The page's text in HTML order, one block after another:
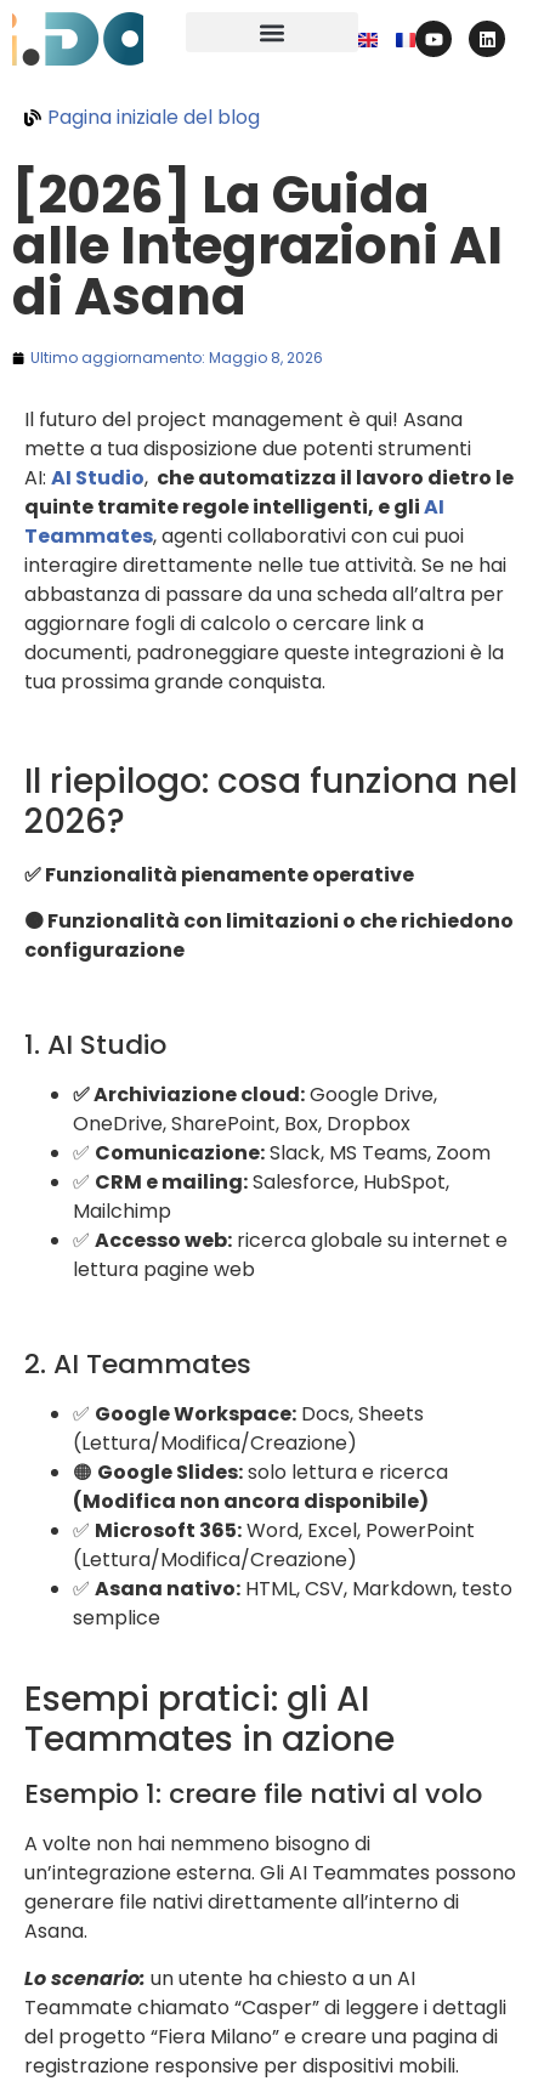
Pagina iniziale del blog
[2026] La Guida
alle Integrazioni AI
di Asana
Ultimo aggiornamento: Maggio 8, 2026
Il futuro del project management è qui! Asana
mette a tua disposizione due potenti strumenti
AI: AI Studio, che automatizza il lavoro dietro le
quinte tramite regole intelligenti, e gliAI
Teammates, agenti collaborativi con cui puoi
interagire direttamente nelle tue attività. Se ne hai
abbastanza di passare da una scheda all’altra per
aggiornare fogli di calcolo o cercare link a
documenti, padroneggiare queste integrazioni è la
tua prossima grande conquista.
Il riepilogo: cosa funziona nel
2026?
✅ Funzionalità pienamente operative
🟠 Funzionalità con limitazioni o che richiedono
configurazione
1. AI Studio
✅ Archiviazione cloud:Google Drive,
OneDrive, SharePoint, Box, Dropbox
✅ Comunicazione:Slack, MS Teams, Zoom
✅ CRM e mailing:Salesforce, HubSpot,
Mailchimp
✅ Accesso web: ricerca globale su internet e
lettura pagine web
2. AI Teammates
✅ Google Workspace: Docs, Sheets
(Lettura/Modifica/Creazione)
🟠 Google Slides:solo lettura e ricerca
(Modifica non ancora disponibile)
✅ Microsoft 365:Word, Excel, PowerPoint
(Lettura/Modifica/Creazione)
✅ Asana nativo: HTML, CSV, Markdown, testo
semplice
Esempi pratici: gli AI
Teammates in azione
Esempio 1: creare file nativi al volo
A volte non hai nemmeno bisogno di
un’integrazione esterna. Gli AI Teammates possono
generare file nativi direttamente all’interno di
Asana.
Lo scenario: un utente ha chiesto a un AI
Teammate chiamato “Casper” di leggere i dettagli
del progetto “Fiera Milano” e creare una pagina di
registrazione responsive per dispositivi mobili.